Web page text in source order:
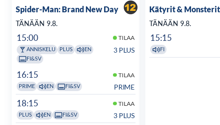
Spider-Man: Brand New Day
TÄNÄÄN 9.8.
15:00 TILAA
ANNISKELU PLUS
EN
FI&SV
3 PLUS
16:15 TILAA
PRIME EN FI&SV PRIME
18:15 TILAA
PLUS EN FI&SV 3 PLUS
Kätyrit & Monsterit
TÄNÄÄN 9.8.
15:15
FI